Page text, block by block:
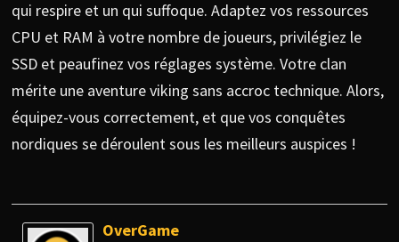
qui respire et un qui suffoque. Adaptez vos ressources
CPU et RAM à votre nombre de joueurs, privilégiez le
SSD et peaufinez vos réglages système. Votre clan
mérite une aventure viking sans accroc technique. Alors,
équipez-vous correctement, et que vos conquêtes
nordiques se déroulent sous les meilleurs auspices !
OverGame